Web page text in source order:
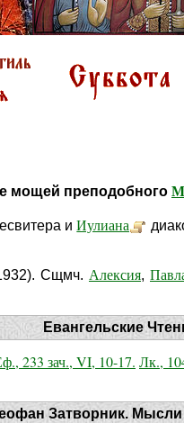
мощей преподобного
иИулиана
Сщмч. Алексия,
Евангельские
233 зач., VI, 10-17. Лк.,
Затворник. Мысли